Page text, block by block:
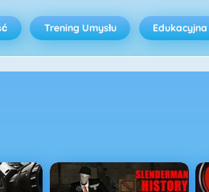
Trening Umysłu Edukacyjna